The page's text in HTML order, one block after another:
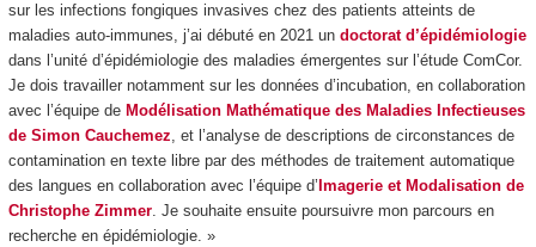
sur les infections fongiques invasives chez des patients atteints de
maladies auto-immunes, j’ai débuté en 2021 un doctorat d’épidémiologie
dans l’unité d’épidémiologie des maladies émergentes sur l’étude ComCor.
Je dois travailler notamment sur les données d’incubation, en collaboration
avec l’équipe de Modélisation Mathématique des Maladies Infectieuses
de Simon Cauchemez, et l’analyse de descriptions de circonstances de
contamination en texte libre par des méthodes de traitement automatique
des langues en collaboration avec l’équipe d’ Imagerie et Modalisation de
Christophe Zimmer. Je souhaite ensuite poursuivre mon parcours en
recherche en épidémiologie. »